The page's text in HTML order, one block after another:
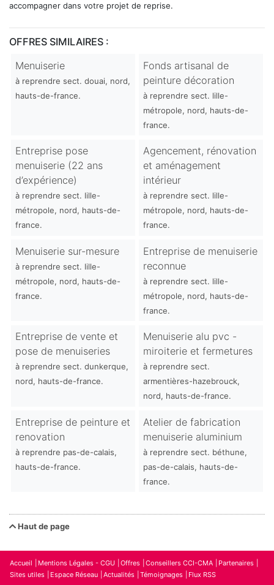
accompagner dans votre projet de reprise.
OFFRES SIMILAIRES :
Menuiserie
à reprendre sect. douai, nord,
hauts-de-france.
Fonds artisanal de
peinture décoration
à reprendre sect. lille-
métropole, nord, hauts-de-
france.
Entreprise pose
menuiserie (22 ans
d’expérience)
à reprendre sect. lille-
métropole, nord, hauts-de-
france.
Agencement, rénovation
et aménagement
intérieur
à reprendre sect. lille-
métropole, nord, hauts-de-
france.
Menuiserie sur-mesure
à reprendre sect. lille-
métropole, nord, hauts-de-
france.
Entreprise de menuiserie
reconnue
à reprendre sect. lille-
métropole, nord, hauts-de-
france.
Entreprise de vente et
pose de menuiseries
à reprendre sect. dunkerque,
nord, hauts-de-france.
Menuiserie alu pvc -
miroiterie et fermetures
à reprendre sect.
armentières-hazebrouck,
nord, hauts-de-france.
Entreprise de peinture et
renovation
à reprendre pas-de-calais,
hauts-de-france.
Atelier de fabrication
menuiserie aluminium
à reprendre sect. béthune,
pas-de-calais, hauts-de-
france.
Haut de page
Accueil Mentions Légales - CGU Offres Conseillers CCI-CMA
Partenaires
Sites utiles
Espace Réseau Actualités Témoignages Flux RSS